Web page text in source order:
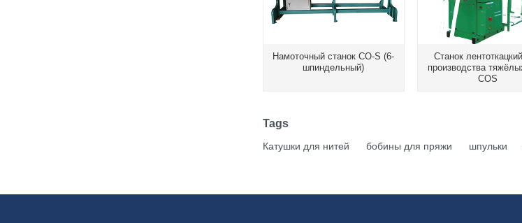
Намоточный станок CO-S (6-
шпиндельный)
Станок
производства
COS
Tags
Катушки для нитей бобины для пряжи шпульки